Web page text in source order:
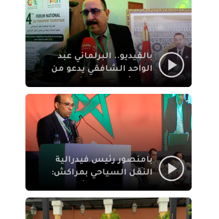
الإيمان
بالفيديو.. البرلماني عبد
الواحد الشافقي يدعو من
النقل السياحي لمواكبة
بامنصور رئيس فيدرالية
النقل السياحي بمراكش:
والاصلاح التشريعي
ركيزتان أساسيتان لكسب